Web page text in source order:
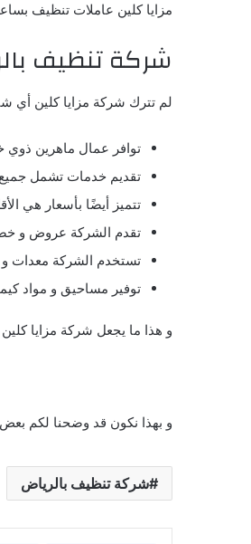
مزايا كلين عاملات تنظيف
شركة تنظيف
لم تترك شركة مزايا كلين أي
توافر عمال ماهرين ذوي
تقديم خدمات تشمل جميع
تتميز أيضًا بأسعار هي
تقدم الشركة عروض و
تستخدم الشركة معدات
توفير مساحيق و مواد
و هذا ما يجعل شركة مزايا
و بهذا نكون قد وضحنا لكم
شركة تنظيف بالرياض